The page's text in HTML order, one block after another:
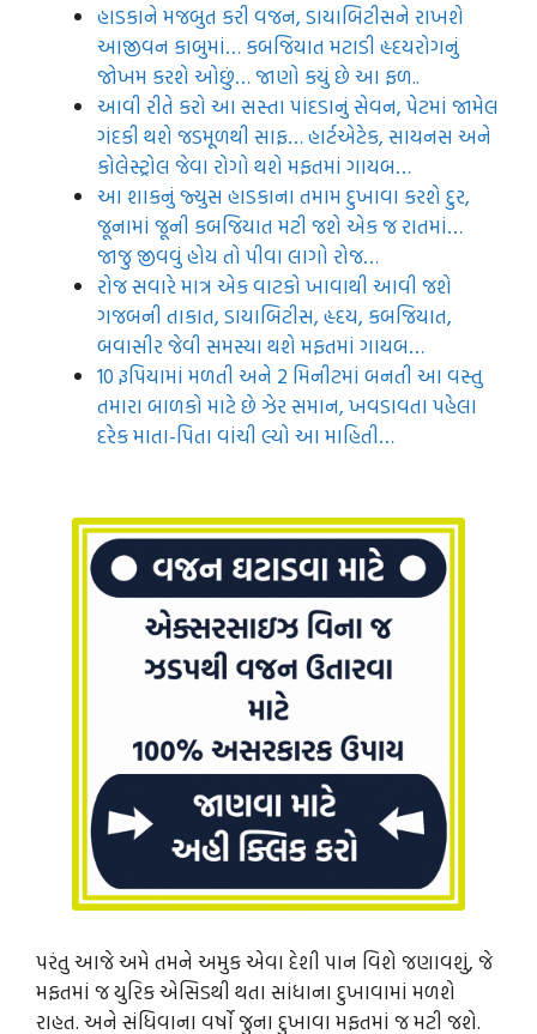
હાડકાને મજબુત કરી વજન, ડાયાબિટીસને રાખશે
આજીવન કાબુમાં… કબજિયાત મટાડી હૃદયરોગનું
જોખમ કરશે ઓછું… જાણો કયું છે આ ફળ..
આવી રીતે કરો આ સસ્તા પાંદડાનું સેવન, પેટમાં જામેલ
ગંદકી થશે જડમૂળથી સાફ… હાર્ટએટેક, સાયનસ અને
કોલેસ્ટ્રોલ જેવા રોગો થશે મફતમાં ગાયબ…
આ શાકનું જ્યુસ હાડકાના તમામ દુખાવા કરશે દુર,
જૂનામાં જૂની કબજિયાત મટી જશે એક જ રાતમાં…
જાજુ જીવવું હોય તો પીવા લાગો રોજ…
રોજ સવારે માત્ર એક વાટકો ખાવાથી આવી જશે
ગજબની તાકાત, ડાયાબિટીસ, હૃદય, કબજિયાત,
બવાસીર જેવી સમસ્યા થશે મફતમાં ગાયબ…
10 રૂપિયામાં મળતી અને 2 મિનીટમાં બનતી આ વસ્તુ
તમારા બાળકો માટે છે ઝેર સમાન, ખવડાવતા પહેલા
દરેક માતા-પિતા વાંચી લ્યો આ માહિતી…
પરંતુ આજે અમે તમને અમુક એવા દેશી પાન વિશે જણાવશું, જે
મફતમાં જ યુરિક એસિડથી થતા સાંધાના દુખાવામાં મળશે
રાહત. અને સંધિવાના વર્ષો જુના દુખાવા મફતમાં જ મટી જશે.